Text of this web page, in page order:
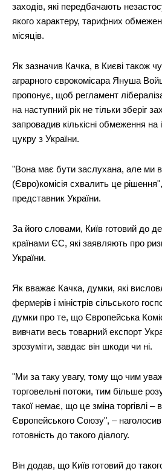
заходів, які передбачають
якого характеру, тарифних
місяців.
Як зазначив Качка, в Києві також
аграрного єврокомісара Януша
пропонує, щоб регламент
на наступний рік не тільки зберіг
запровадив кількісні обмеження на
цукру з України.
"Вона має бути заслухана, але ми
(Євро)комісія схвалить це
представник України.
За його словами, Київ готовий до
країнами ЄС, які заявляють про
України.
Як вважає Качка, думки, які
фермерів і міністрів сільського
думки про те, що Європейська
вивчати весь товарний експорт
зрозуміти, завдає він шкоди чи ні.
"Ми за таку увагу, тому що чим
торговельні потоки, тим більше
такої немає, що це зміна торгівлі –
Європейського Союзу", –
готовність до такого діалогу.
Він додав, що Київ готовий до такого